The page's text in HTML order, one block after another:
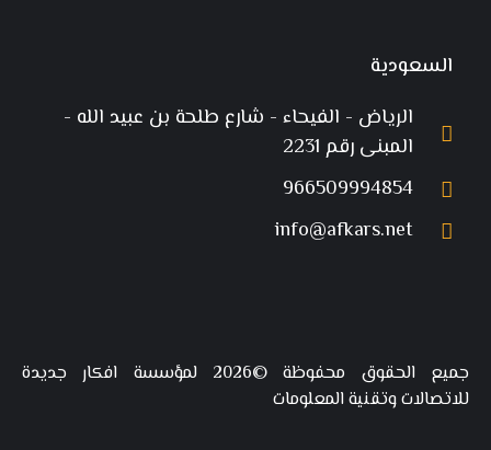
السعودية
الرياض - الفيحاء - شارع طلحة بن عبيد الله -
المبنى رقم 2231
966509994854
info@afkars.net
جميع الحقوق محفوظة ©2026 لمؤسسة افكار جديدة
للاتصالات وتقنية المعلومات